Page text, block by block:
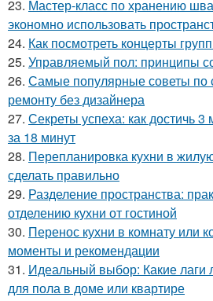
23. Мастер-класс по хранению
экономно использовать
24. Как посмотреть концерты
25. Управляемый пол: принципы
26. Самые популярные советы по
ремонту без дизайнера
27. Секреты успеха: как достичь 3
за 18 минут
28. Перепланировка кухни в
сделать правильно
29. Разделение пространства:
отделению кухни от гостиной
30. Перенос кухни в комнату или
моменты и рекомендации
31. Идеальный выбор: Какие лаги
для пола в доме или квартире